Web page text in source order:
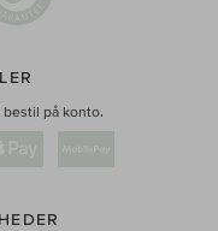
på konto.